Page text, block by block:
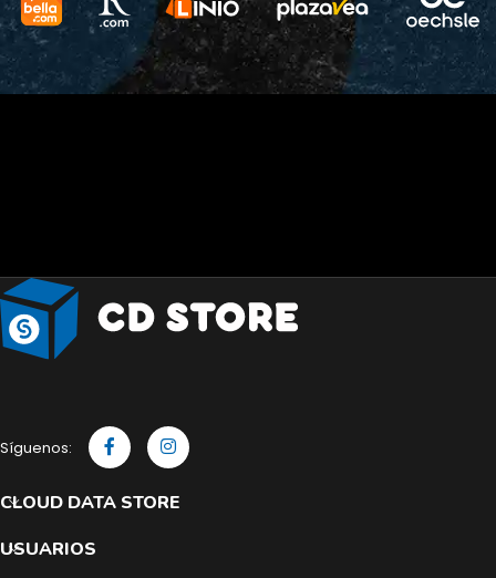
Síguenos:
CLOUD DATA STORE
USUARIOS